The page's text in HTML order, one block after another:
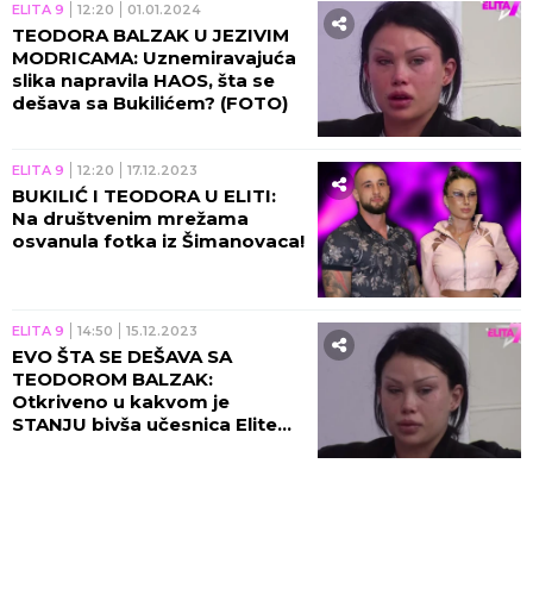
ELITA 9 12:20 01.01.2024
TEODORA BALZAK U JEZIVIM
MODRICAMA: Uznemiravajuća
slika napravila HAOS, šta se
dešava sa Bukilićem? (FOTO)
ELITA 9 12:20 17.12.2023
BUKILIĆ I TEODORA U ELITI:
Na društvenim mrežama
osvanula fotka iz Šimanovaca!
ELITA 9 14:50 15.12.2023
EVO ŠTA SE DEŠAVA SA
TEODOROM BALZAK:
Otkriveno u kakvom je
STANJU bivša učesnica Elite